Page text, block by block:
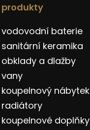
produkty
vodovodní baterie
sanitární keramika
obklady a dlažby
vany
koupelnový nábytek
radiátory
koupelnové doplňky